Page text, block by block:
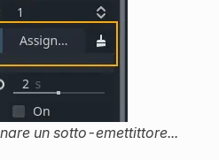
un sotto-emettittore...